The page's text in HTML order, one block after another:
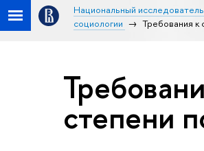
Национальный
социологии
Требования к
степени